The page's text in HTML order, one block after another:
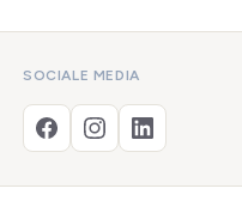
SOCIALE MEDIA